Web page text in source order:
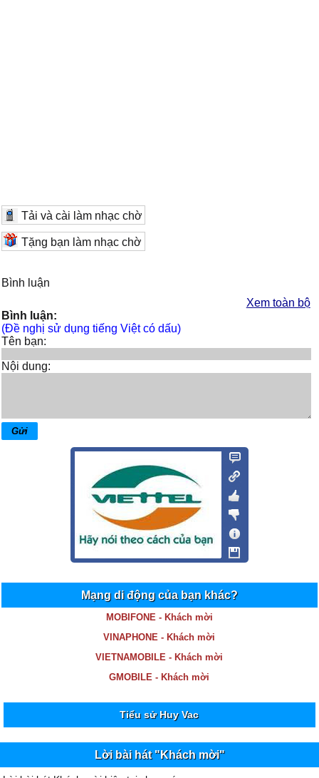
Tải và cài làm nhạc chờ
Tặng bạn làm nhạc chờ
Bình luận
Xem toàn bộ
Bình luận:
(Đề nghị sử dụng tiếng Việt có dấu)
Tên bạn:
Nội dung:
Mạng di động của bạn khác?
MOBIFONE - Khách mời
VINAPHONE - Khách mời
VIETNAMOBILE - Khách mời
GMOBILE - Khách mời
Tiểu sử Huy Vac
Lời bài hát "Khách mời"